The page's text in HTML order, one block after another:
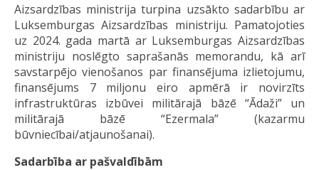
Aizsardzības ministrija turpina uzsākto sadarbību ar
Luksemburgas Aizsardzības ministriju. Pamatojoties
uz 2024. gada martā ar Luksemburgas Aizsardzības
ministriju noslēgto saprašanās memorandu, kā arī
savstarpējo vienošanos par finansējuma izlietojumu,
finansējums 7 miljonu eiro apmērā ir novirzīts
infrastruktūras izbūvei militārajā bāzē “Ādaži” un
militārajā bāzē “Ezermala” (kazarmu
būvniecībai/atjaunošanai).
Sadarbība ar pašvaldībām